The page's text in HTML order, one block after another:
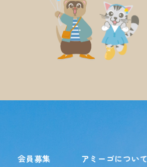
会員募集 アミーゴについて